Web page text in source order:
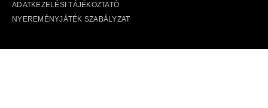
ADATKEZELÉSI TÁJÉKOZTATÓ
NYEREMÉNYJÁTÉK SZABÁLYZAT